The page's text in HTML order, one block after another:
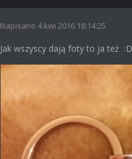
Napisano 4 kwi 2016 18:14:25
Jak wszyscy dają foty to ja też :D